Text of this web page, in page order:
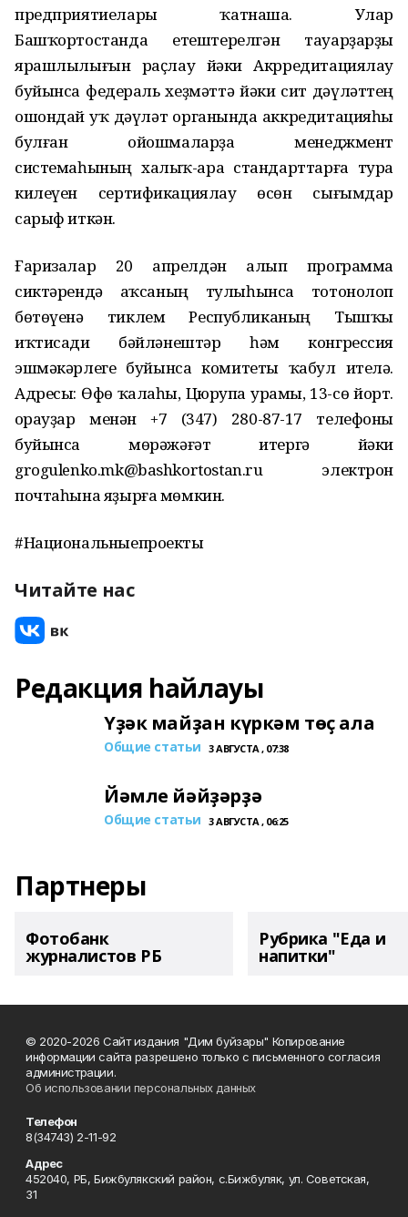
предприятиелары ҡатнаша. Улар
Башҡортостанда етештерелгән тауарҙарҙы
ярашлылығын раҫлау йәки Акрредитациялау
буйынса федераль хеҙмәттә йәки сит дәүләттең
ошондай уҡ дәүләт органында аккредитацияһы
булған ойошмаларҙа менеджмент
системаһының халыҡ-ара стандарттарға тура
килеүен сертификациялау өсөн сығымдар
сарыф иткән.
Ғаризалар 20 апрелдән алып программа
сиктәрендә аҡсаның тулыһынса тотонолоп
бөтөүенә тиклем Республиканың Тышҡы
иҡтисади бәйләнештәр һәм конгрессия
эшмәкәрлеге буйынса комитеты ҡабул ителә.
Адресы: Өфө ҡалаһы, Цюрупа урамы, 13-сө йорт.
Һорауҙар менән +7 (347) 280-87-17 телефоны
буйынса мөрәжәғәт итергә йәки
grogulenko.mk@bashkortostan.ru электрон
почтаһына яҙырға мөмкин.
#Национальныепроекты
Читайте нас
Редакция һайлауы
Үҙәк майҙан күркәм төҫ ала
Общие статьи 3 АВГУСТА , 07:38
Йәмле йәйҙәрҙә
Общие статьи 3 АВГУСТА , 06:25
Партнеры
Фотобанк
журналистов РБ
Рубрика "Еда и
напитки"
© 2020-2026 Сайт издания "Дим буйзары" Копирование
информации сайта разрешено только с письменного согласия
администрации.
Об использовании персональных данных
Телефон
8(34743) 2-11-92
Адрес
452040, РБ, Бижбулякский район, с.Бижбуляк, ул. Советская,
31